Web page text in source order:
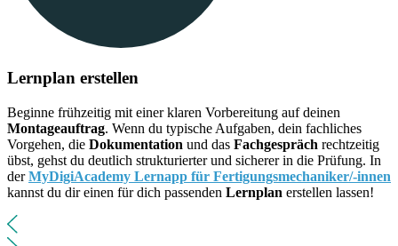
Lernplan erstellen
Beginne frühzeitig mit einer klaren Vorbereitung auf deinen
Montageauftrag. Wenn du typische Aufgaben, dein fachliches
Vorgehen, die Dokumentation und das Fachgespräch rechtzeitig
übst, gehst du deutlich strukturierter und sicherer in die Prüfung. In
derMyDigiAcademy Lernapp für Fertigungsmechaniker/-innen
kannst du dir einen für dich passenden Lernplan erstellen lassen!